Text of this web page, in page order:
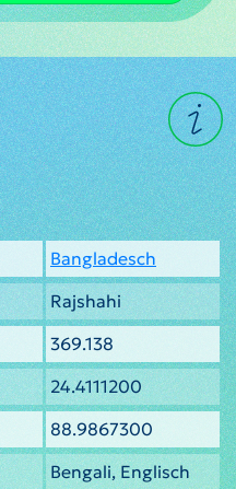
Bangladesch
Rajshahi
369.138
24.4111200
88.9867300
Bengali, Englisch